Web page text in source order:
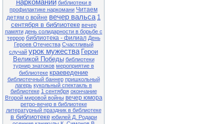
Экологический час «Долгое эхо
Чернобыля» (35 лет со дня
катастрофы на Чернобыльской
АЭС)
27.04 13-00 Ф№1
Квест-игра «В поисках заветного
клада» (в рамках клуба «Семь Я)
28.04 13-00 Ф№1
Экологический час «Чернобыль.
Год 1986» (35 лет со дня
катастрофы на Чернобыльской
АЭС)
28.04 11-00 ЦБ
Литературный час «Король смеха
Аркадий Аверченко» (140 лет со
дня рождения писателя)
29.04 13-00 Ф№1
наркомании библиотеки в
профилактике наркомани Читаем
детям о войне вечер вальса 1
сентября в библиотеке вечер
памяти день солидарности в борьбе с
террор библиотека - филиал День
Героев Отечества Счастливый
случай урок мужества Герои
Великой Победы библиотеки
турнир знатоков мероприятие в
библиотеке краеведение
библиотечный баннер пришкольный
лагерь кукольный спектакль в
библиотеке 1 сентября окончание
Второй мировой войны вечер юмора
ретро-вечер в библиотеке
литературный праздник в библиотеке
в библиотеке юбилей Д. Родари